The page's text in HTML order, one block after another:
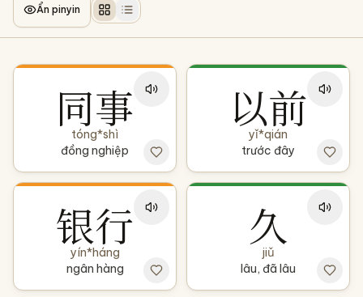
Ẩn pinyin
同事
tóng*shì
đồng nghiệp
以前
yǐ*qián
trước đây
银行
yín*háng
ngân hàng
久
jiǔ
lâu, đã lâu